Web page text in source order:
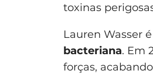
toxinas
Lauren Wasser
bacteriana. Em
forças,